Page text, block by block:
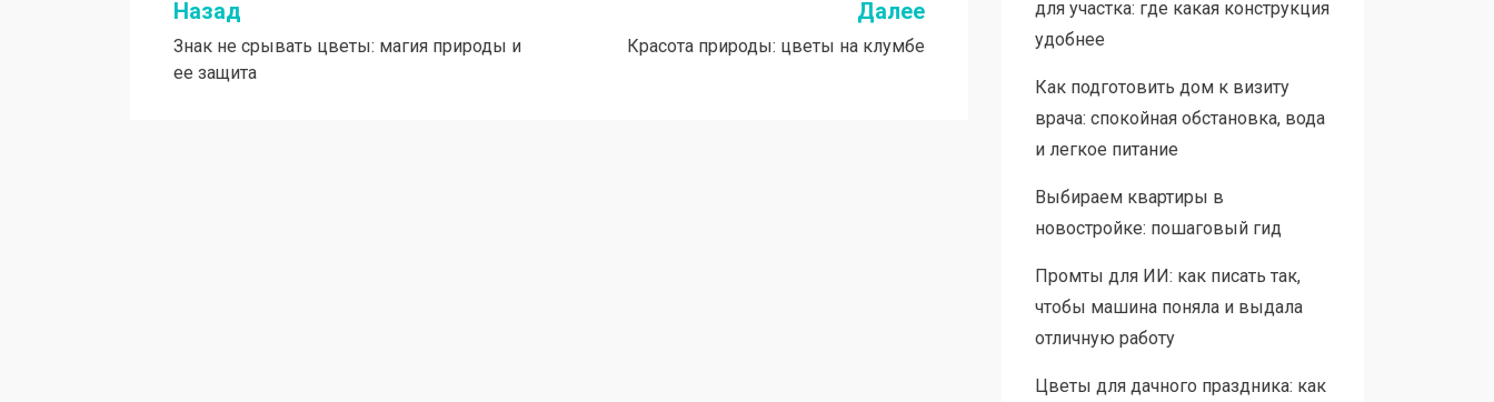
Навигация
по
Назад
Знак не срывать цветы: магия природы и
ее защита
Далее
Красота природы: цветы на клумбе
для участка: где какая конструкция
удобнее
Как подготовить дом к визиту
врача: спокойная обстановка, вода
и легкое питание
Выбираем квартиры в
новостройке: пошаговый гид
Промты для ИИ: как писать так,
чтобы машина поняла и выдала
отличную работу
Цветы для дачного праздника: как